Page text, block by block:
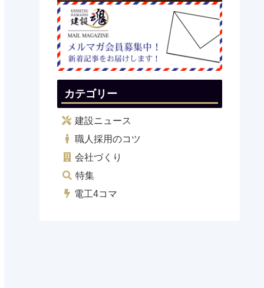
カテゴリー
建設ニュース
職人採用のコツ
会社づくり
特集
電工4コマ